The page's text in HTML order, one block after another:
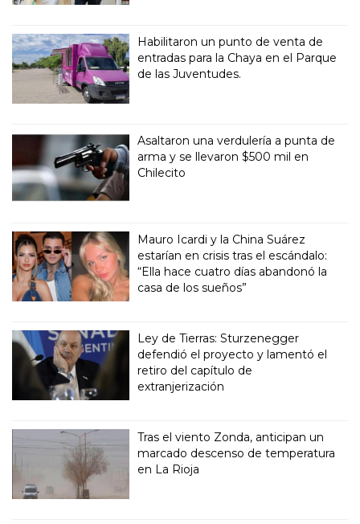
Habilitaron un punto de venta de
entradas para la Chaya en el Parque
de las Juventudes.
Asaltaron una verdulería a punta de
arma y se llevaron $500 mil en
Chilecito
Mauro Icardi y la China Suárez
estarían en crisis tras el escándalo:
“Ella hace cuatro días abandonó la
casa de los sueños”
Ley de Tierras: Sturzenegger
defendió el proyecto y lamentó el
retiro del capítulo de
extranjerización
Tras el viento Zonda, anticipan un
marcado descenso de temperatura
en La Rioja